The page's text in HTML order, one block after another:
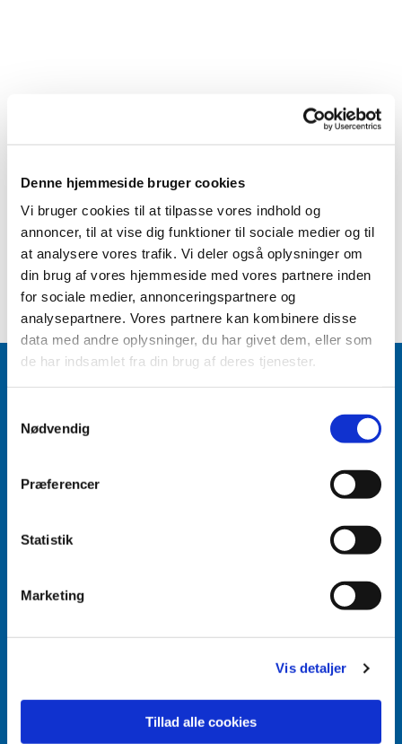
Denne hjemmeside bruger cookies
Vi bruger cookies til at tilpasse vores indhold og
annoncer, til at vise dig funktioner til sociale medier og til
at analysere vores trafik. Vi deler også oplysninger om
din brug af vores hjemmeside med vores partnere inden
for sociale medier, annonceringspartnere og
analysepartnere. Vores partnere kan kombinere disse
data med andre oplysninger, du har givet dem, eller som
de har indsamlet fra din brug af deres tjenester.
Nødvendig
Præferencer
Statistik
Marketing
Vis detaljer
Tillad alle cookies
Aabenraa Sogn
6200 Aabenraa